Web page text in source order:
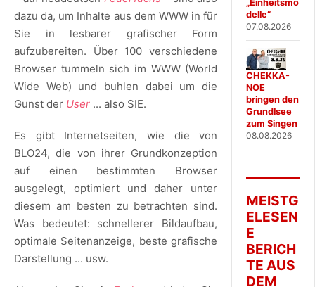
dazu da, um Inhalte aus dem WWW in für
Sie in lesbarer grafischer Form
aufzubereiten. Über 100 verschiedene
Browser tummeln sich im WWW (World
Wide Web) und buhlen dabei um die
Gunst der User ... also SIE.
Es gibt Internetseiten, wie die von
BLO24, die von ihrer Grundkonzeption
auf einen bestimmten Browser
ausgelegt, optimiert und daher unter
diesem am besten zu betrachten sind.
Was bedeutet: schnellerer Bildaufbau,
optimale Seitenanzeige, beste grafische
Darstellung ... usw.
„Einheitsmo
delle“
07.08.2026
CHEKKA-
NOE
bringen den
Grundlsee
zum Singen
08.08.2026
MEISTG
ELESEN
E
BERICH
TE AUS
DEM